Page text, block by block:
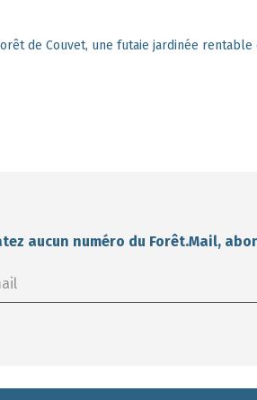
de Couvet, une futaie jardinée rentable
aucun numéro du Forêt.Mail,